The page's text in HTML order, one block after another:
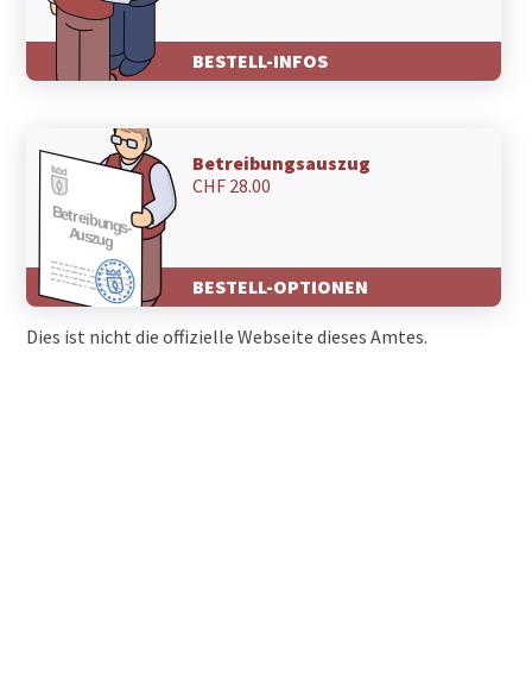
BESTELL-INFOS
Betreibungsauszug
CHF 28.00
BESTELL-OPTIONEN
Dies ist nicht die offizielle Webseite dieses Amtes.